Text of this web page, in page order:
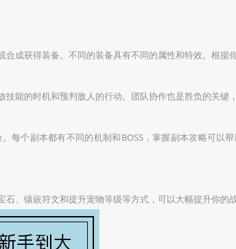
成获得装备。不同的装备具有不同的属性和特效。根据
能的时机和预判敌人的行动。团队协作也是胜负的关键
每个副本都有不同的机制和BOSS，掌握副本攻略可以
、镶嵌符文和提升宠物等级等方式，可以大幅提升你的